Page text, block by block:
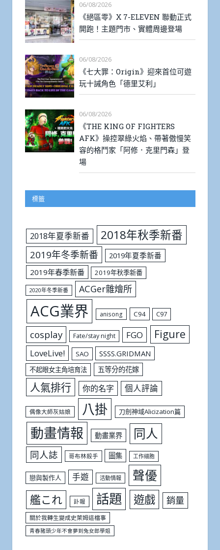
06/08/2026
《絕區零》X 7-ELEVEN 聯動正式
開跑！主題門市、實體周邊登場
06/08/2026
《七大罪：Origin》迎來首位可遊
玩十誡角色「德里艾利」
06/08/2026
《THE KING OF FIGHTERS
AFK》操控翠綠火焰、帶著傲慢笑
容的格鬥家「阿修．克里門森」登
場
標籤
2018年夏季新番 2018年秋季新番
2019年冬季新番
2019年夏季新番
2019年春季新番
2019年秋季新番
2020年冬季新番 ACGer雜燴所
ACG業界 anisong C94 C97
cosplay Fate/stay night FGO Figure
LoveLive! SAO SSSS.GRIDMAN
不起眼女主角培育法 五等分的花嫁
人氣排行 你的名字 個人評論
偶像大師灰姑娘 八掛 刀劍神域Alicization篇
動畫情報 動畫業界 同人
同人誌 哥布林殺手 圖集 工作細胞
戀與製作人 手遊 活動情報 聲優
艦これ 訃報 話題 遊戲 銷量
關於我轉生變成史萊姆這檔事
青春豬頭少年不會夢到兔女郎學姐